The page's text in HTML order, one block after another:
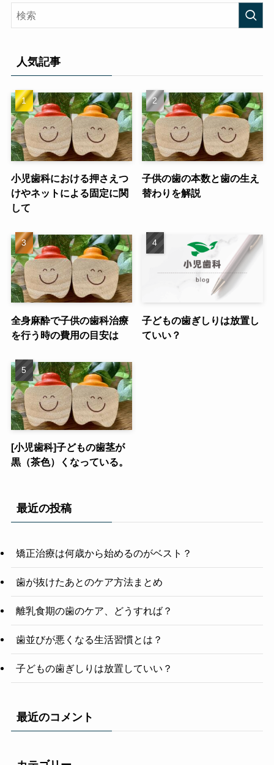
人気記事
小児歯科における押さえつ
けやネットによる固定に関
して
子供の歯の本数と歯の生え
替わりを解説
全身麻酔で子供の歯科治療
を行う時の費用の目安は
子どもの歯ぎしりは放置し
ていい？
[小児歯科]子どもの歯茎が
黒（茶色）くなっている。
最近の投稿
矯正治療は何歳から始めるのがベスト？
歯が抜けたあとのケア方法まとめ
離乳食期の歯のケア、どうすれば？
歯並びが悪くなる生活習慣とは？
子どもの歯ぎしりは放置していい？
最近のコメント